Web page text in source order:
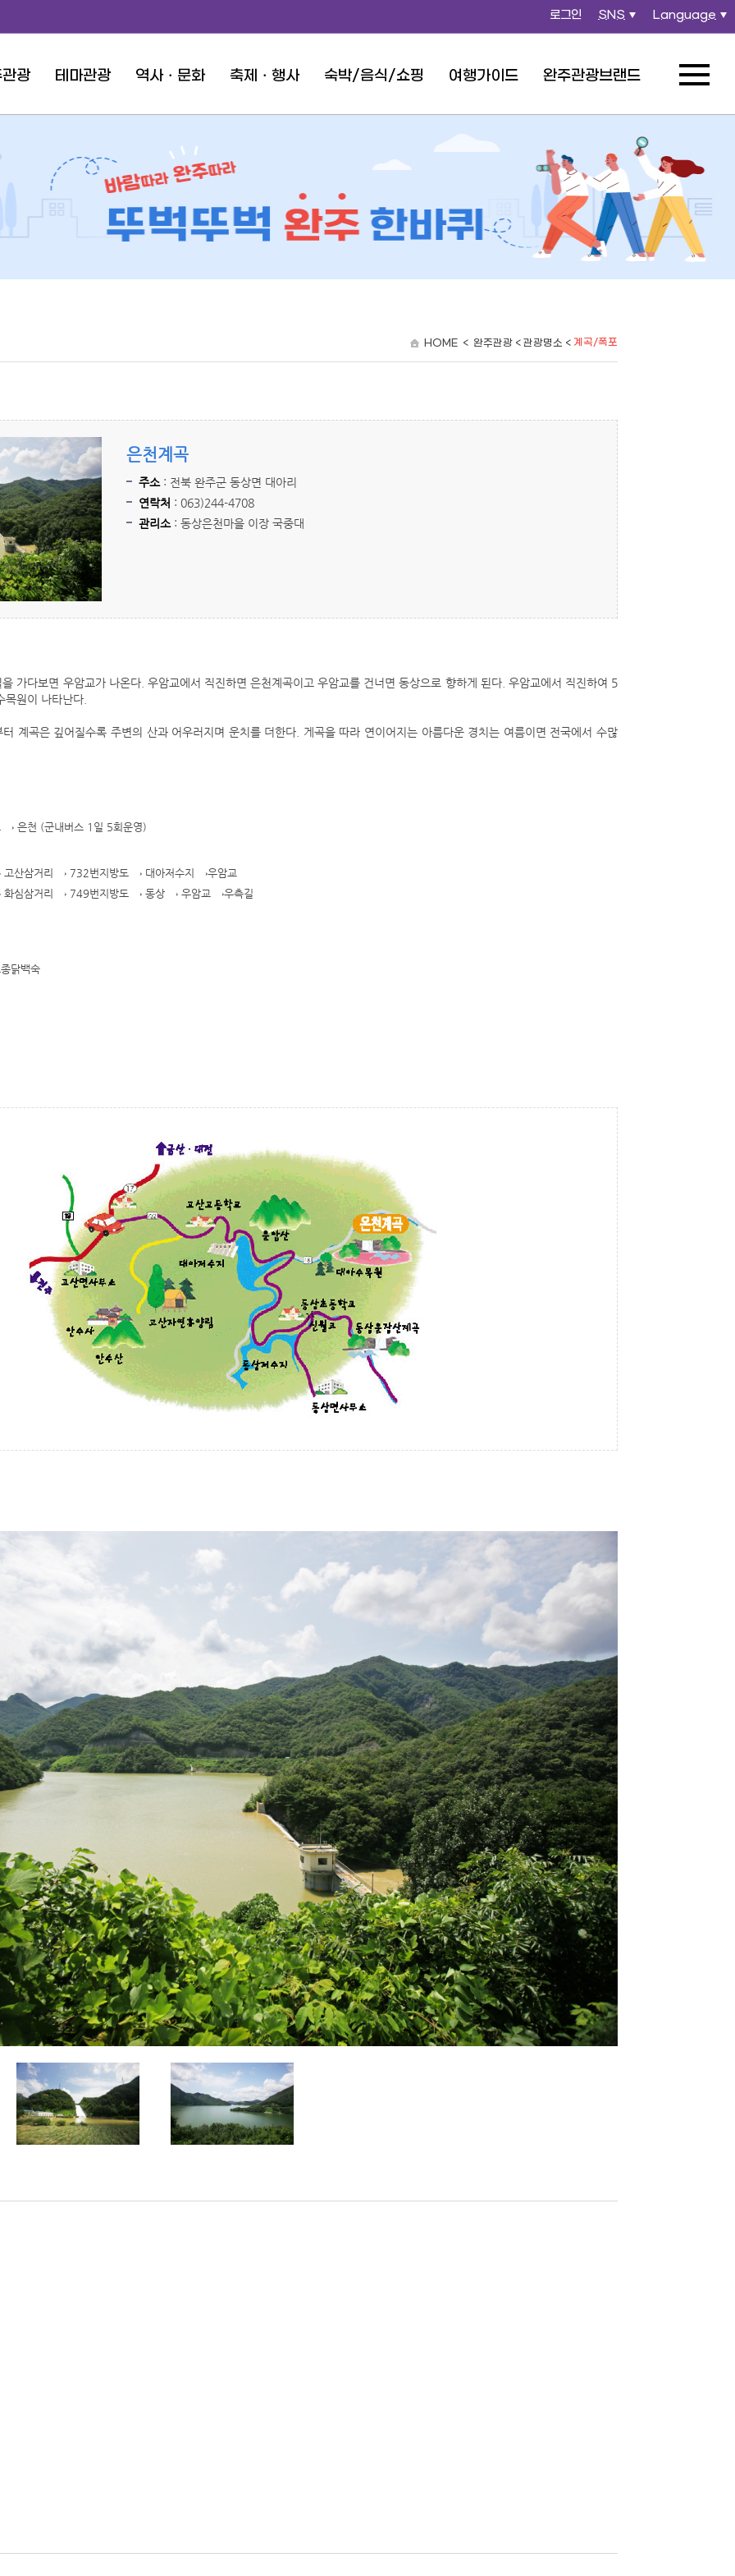
로그인 SNS Language
광 테마관광 역사ㆍ문화 축제ㆍ행사 숙박/음식/쇼핑 여행가이드 완주관광브랜드
HOME < 완주관광 < 관광명소 < 계곡/폭포
은천계곡
주소 : 전북 완주군 동상면 대아리
연락처 : 063)244-4708
관리소 : 동상은천마을 이장 국중대
가다보면 우암교가 나온다. 우암교에서 직진하면 은천계곡이고 우암교를 건너면 동상으로 향하게 된다. 우암교에서 직진하여 5
원이 나타난다.
계곡은 깊어질수록 주변의 산과 어우러지며 운치를 더한다. 게곡을 따라 연이어지는 아름다운 경치는 여름이면 전국에서 수많
은천 (군내버스 1일 5회운영)
산삼거리 → 732번지방도 → 대아저수지 →우암교
심삼거리 → 749번지방도 → 동상 → 우암교 →우측길
닭백숙